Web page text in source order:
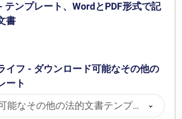
テンプレート、WordとPDF形式で記
書
イフ - ダウンロード可能なその他の
ート
能なその他の法的文書テンプレ